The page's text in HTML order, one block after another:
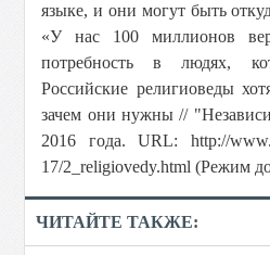
языке, и они могут быть
«У нас 100 миллионов
потребность в людях,
Российские религиоведы
зачем они нужны //
2016 года. URL: http://
17/2_religiovedy.html (Режим
ЧИТАЙТЕ ТАКЖЕ: